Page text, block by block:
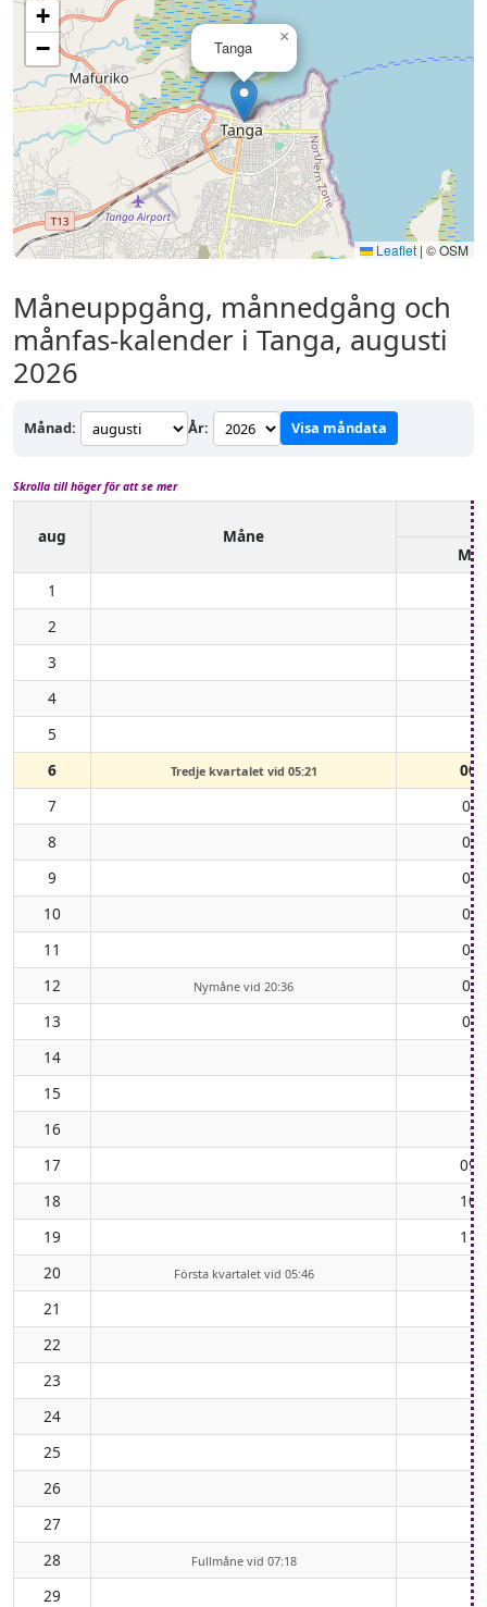
Tanga
×
+
−
Leaflet | © OSM
Måneuppgång, månnedgång och
månfas-kalender i Tanga, augusti
2026
Månad: År: Visa måndata
Skrolla till höger för att se mer
aug
Måne
1
2
3
4
5
6
Tredje kvartalet vid 05:21
7
8
9
10
11
12
Nymåne vid 20:36
13
14
15
16
17
18
19
20
Första kvartalet vid 05:46
21
22
23
24
25
26
27
28
Fullmåne vid 07:18
29